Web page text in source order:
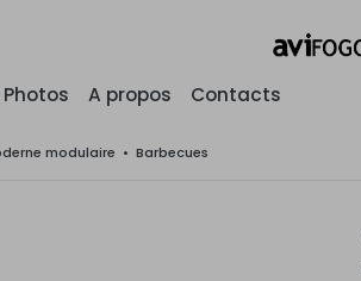
A propos Contacts
modulaire • Barbecues